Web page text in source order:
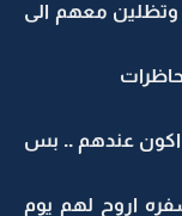
وتظلين معهم الى
اكون عندهم .. بس
اروح لهم يوم